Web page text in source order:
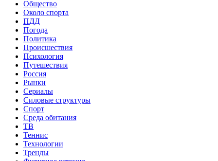
Общество
Около спорта
ПДД
Погода
Политика
Происшествия
Психология
Путешествия
Россия
Рынки
Сериалы
Силовые структуры
Спорт
Среда обитания
ТВ
Теннис
Технологии
Тренды